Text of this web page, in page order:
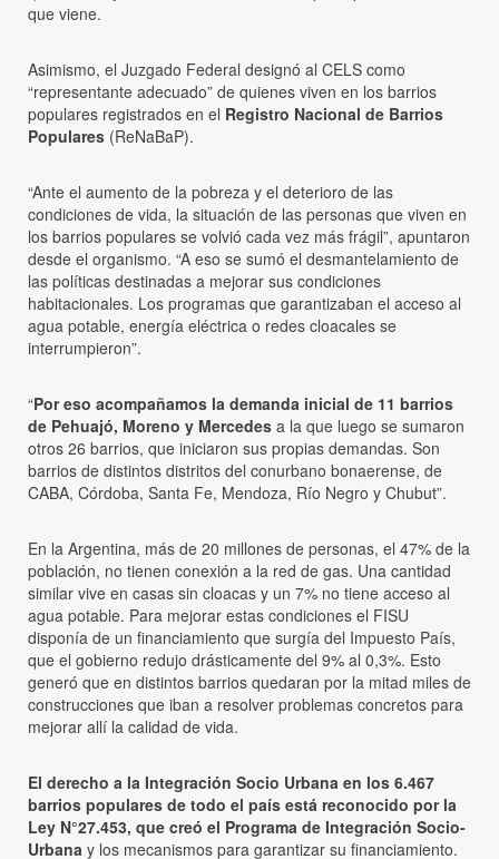
que viene.
Asimismo, el Juzgado Federal designó al CELS como
“representante adecuado” de quienes viven en los barrios
populares registrados en el Registro Nacional de Barrios
Populares (ReNaBaP).
“Ante el aumento de la pobreza y el deterioro de las
condiciones de vida, la situación de las personas que viven en
los barrios populares se volvió cada vez más frágil”, apuntaron
desde el organismo. “A eso se sumó el desmantelamiento de
las políticas destinadas a mejorar sus condiciones
habitacionales. Los programas que garantizaban el acceso al
agua potable, energía eléctrica o redes cloacales se
interrumpieron”.
“Por eso acompañamos la demanda inicial de 11 barrios
de Pehuajó, Moreno y Mercedes a la que luego se sumaron
otros 26 barrios, que iniciaron sus propias demandas. Son
barrios de distintos distritos del conurbano bonaerense, de
CABA, Córdoba, Santa Fe, Mendoza, Río Negro y Chubut”.
En la Argentina, más de 20 millones de personas, el 47% de la
población, no tienen conexión a la red de gas. Una cantidad
similar vive en casas sin cloacas y un 7% no tiene acceso al
agua potable. Para mejorar estas condiciones el FISU
disponía de un financiamiento que surgía del Impuesto País,
que el gobierno redujo drásticamente del 9% al 0,3%. Esto
generó que en distintos barrios quedaran por la mitad miles de
construcciones que iban a resolver problemas concretos para
mejorar allí la calidad de vida.
El derecho a la Integración Socio Urbana en los 6.467
barrios populares de todo el país está reconocido por la
Ley N°27.453, que creó el Programa de Integración Socio-
Urbana y los mecanismos para garantizar su financiamiento.